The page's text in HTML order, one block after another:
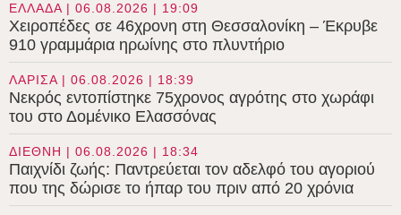
ΕΛΛΑΔΑ | 06.08.2026 | 19:09
Χειροπέδες σε 46χρονη στη Θεσσαλονίκη – Έκρυβε
910 γραμμάρια ηρωίνης στο πλυντήριο
ΛΑΡΙΣΑ | 06.08.2026 | 18:39
Νεκρός εντοπίστηκε 75χρονος αγρότης στο χωράφι
του στο Δομένικο Ελασσόνας
ΔΙΕΘΝΗ | 06.08.2026 | 18:34
Παιχνίδι ζωής: Παντρεύεται τον αδελφό του αγοριού
που της δώρισε το ήπαρ του πριν από 20 χρόνια